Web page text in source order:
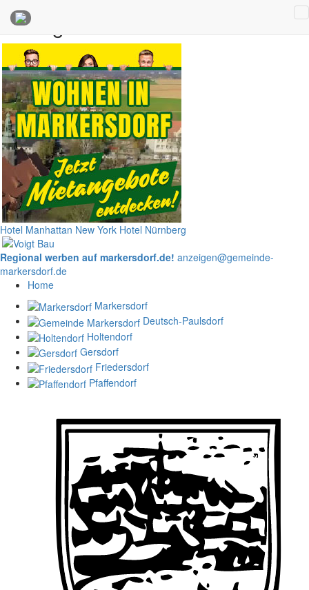
Anzeigen
Hotel Manhattan New York Hotel Nürnberg
Regional werben auf markersdorf.de! anzeigen@gemeinde-
markersdorf.de
Home
Markersdorf
Deutsch-Paulsdorf
Holtendorf
Gersdorf
Friedersdorf
Pfaffendorf